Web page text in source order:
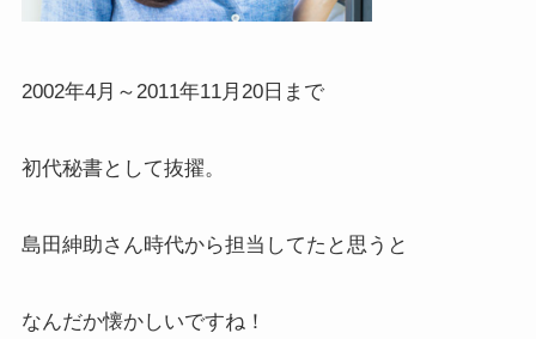
2002年4月～2011年11月20日まで
初代秘書として抜擢。
島田紳助さん時代から担当してたと思うと
なんだか懐かしいですね！